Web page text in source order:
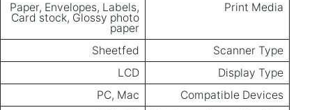
Print Media
Paper, Envelopes, Labels,
Card stock, Glossy photo
paper
Scanner Type
Sheetfed
Display Type
LCD
Compatible Devices
PC, Mac